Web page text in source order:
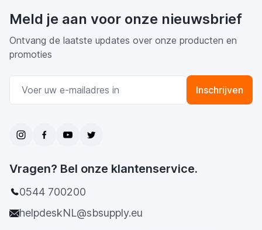
Meld je aan voor onze nieuwsbrief
Ontvang de laatste updates over onze producten en
promoties
Inschrijven
Vragen? Bel onze klantenservice.
0544 700200
helpdeskNL@sbsupply.eu